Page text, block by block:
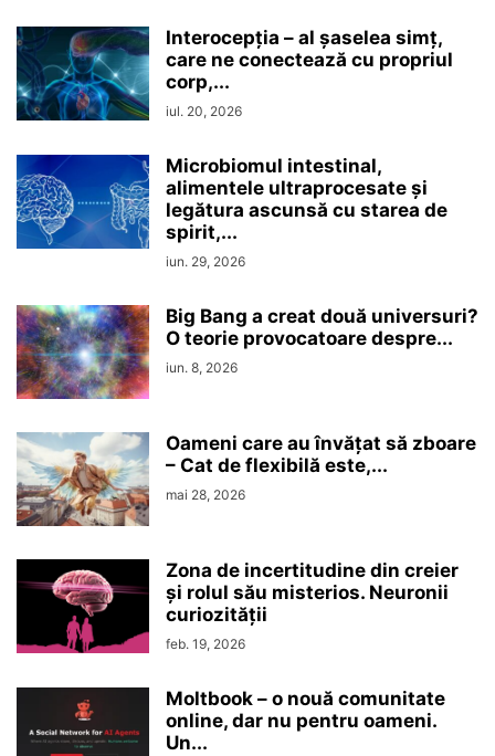
Interocepţia – al șaselea simț,
care ne conectează cu propriul
corp,...
iul. 20, 2026
Microbiomul intestinal,
alimentele ultraprocesate şi
legătura ascunsă cu starea de
spirit,...
iun. 29, 2026
Big Bang a creat două universuri?
O teorie provocatoare despre...
iun. 8, 2026
Oameni care au învățat să zboare
– Cat de flexibilă este,...
mai 28, 2026
Zona de incertitudine din creier
şi rolul său misterios. Neuronii
curiozităţii
feb. 19, 2026
Moltbook – o nouă comunitate
online, dar nu pentru oameni.
Un...